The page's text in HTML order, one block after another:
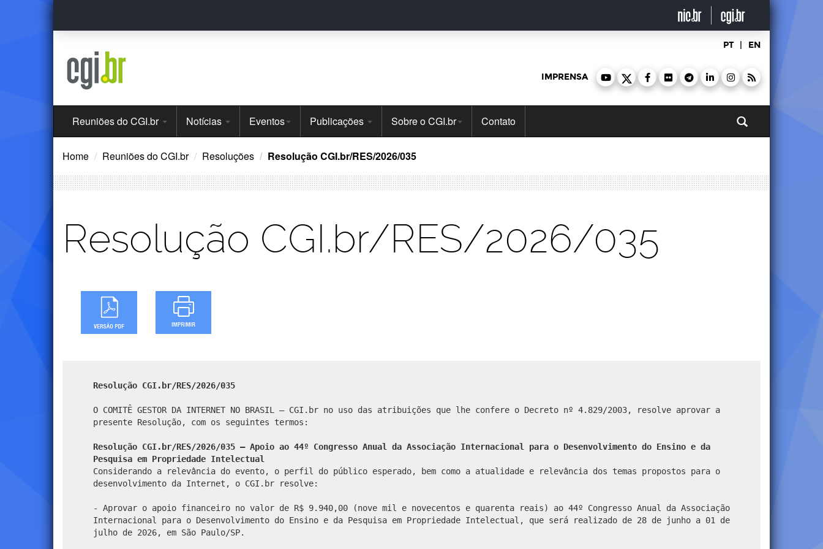
Ir
o
PT | EN
IMPRENSA
Menu
Principal
Reuniões do CGI.br Notícias Eventos Publicações Sobre o CGI.br Contato
Home Reuniões do CGI.br Resoluções Resolução CGI.br/RES/2026/035
Resolução CGI.br/RES/2026/035
Resolução CGI.br/RES/2026/035
O COMITÊ GESTOR DA INTERNET NO BRASIL – CGI.br no uso das atribuições que lhe confere o Decreto nº 4.829/2003, resolve aprovar a
presente Resolução, com os seguintes termos:
Resolução CGI.br/RES/2026/035 – Apoio ao 44º Congresso Anual da Associação Internacional para o Desenvolvimento do Ensino e da
Pesquisa em Propriedade Intelectual
Considerando a relevância do evento, o perfil do público esperado, bem como a atualidade e relevância dos temas propostos para o
desenvolvimento da Internet, o CGI.br resolve:
- Aprovar o apoio financeiro no valor de R$ 9.940,00 (nove mil e novecentos e quarenta reais) ao 44º Congresso Anual da Associação
Internacional para o Desenvolvimento do Ensino e da Pesquisa em Propriedade Intelectual, que será realizado de 28 de junho a 01 de
julho de 2026, em São Paulo/SP.